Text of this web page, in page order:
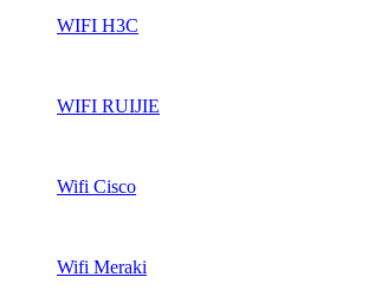
WIFI H3C
WIFI RUIJIE
Wifi Cisco
Wifi Meraki